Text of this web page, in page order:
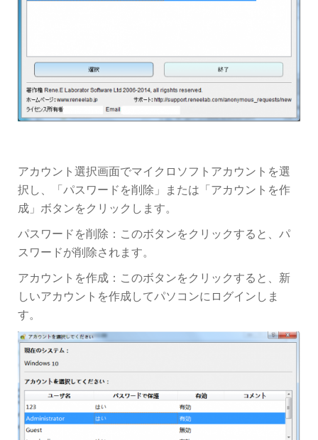
アカウント選択画面でマイクロソフトアカウントを選
択し、「パスワードを削除」または「アカウントを作
成」ボタンをクリックします。
パスワードを削除：このボタンをクリックすると、パ
スワードが削除されます。
アカウントを作成：このボタンをクリックすると、新
しいアカウントを作成してパソコンにログインしま
す。